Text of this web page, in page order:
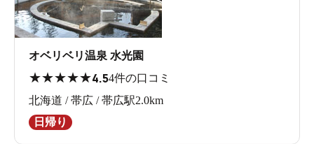
オベリベリ温泉 水光園
★★★★★4.54件の口コミ
北海道 / 帯広 / 帯広駅2.0km
日帰り